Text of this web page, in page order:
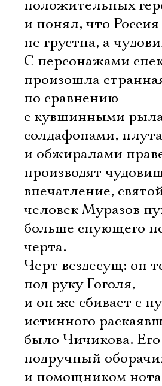
положительных
и понял, что Россия
не грустна, а
С персонажами
произошла странная
по сравнению
с кувшинными
солдафонами,
и обжиралами
производят
впечатление,
человек Муразов
больше снующего
черта.
Черт вездесущ: он
под руку Гоголя,
и он же сбивает с
истинного
было Чичикова. Его
подручный
и помощником